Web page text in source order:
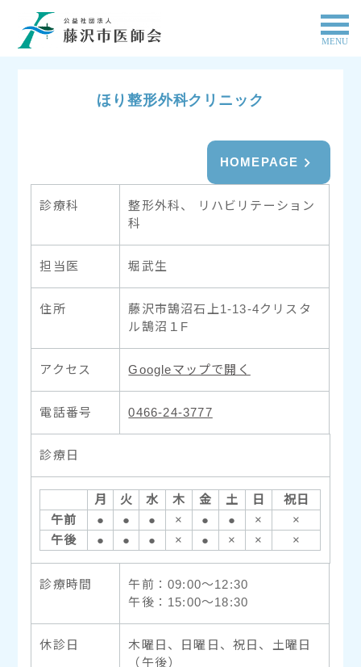
MENU
ほり整形外科クリニック
HOMEPAGE
診療科
整形外科、 リハビリテーション
科
担当医 堀武生
住所
藤沢市鵠沼石上1-13-4クリスタ
ル鵠沼１F
アクセス Googleマップで開く
電話番号 0466-24-3777
診療日
月 火 水 木 金 土 日
祝日
午前
● ● ● × ● ● ×
×
午後
● ● ● × ● × × ×
診療時間
午前：09:00〜12:30
午後：15:00〜18:30
休診日
木曜日、日曜日、祝日、土曜日
（午後）